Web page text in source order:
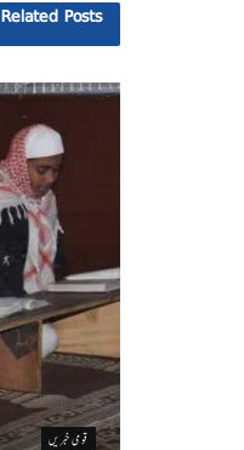
Related Posts
قومی خبریں